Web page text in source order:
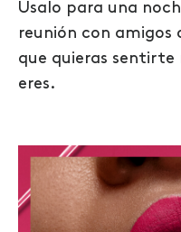
Úsalo para una
reunión con
que quieras sentirte
eres.